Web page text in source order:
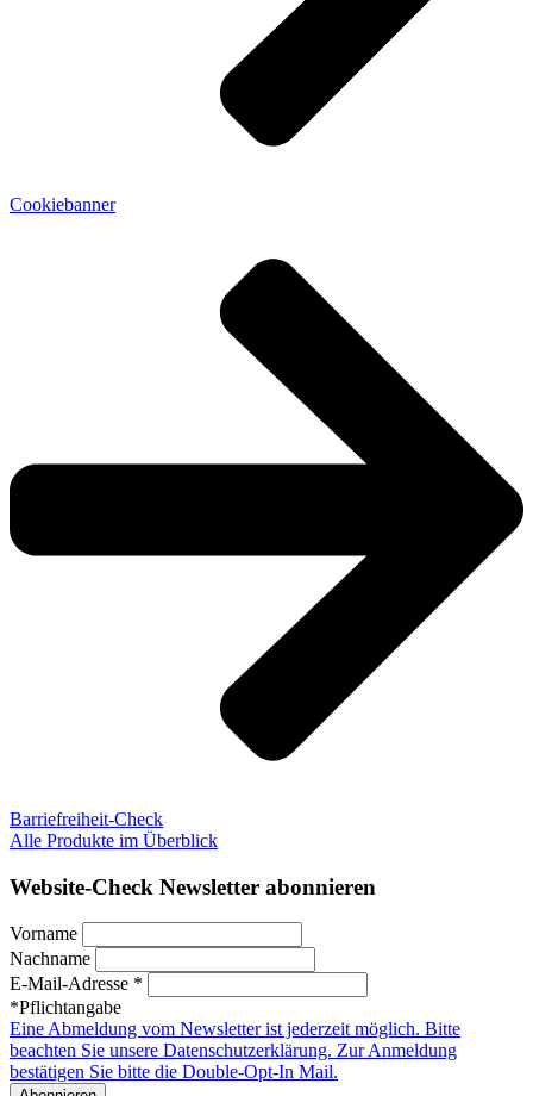
Cookiebanner
Barriefreiheit-Check
Alle Produkte im Überblick
Website-Check Newsletter abonnieren
Vorname
Nachname
E-Mail-Adresse *
*Pflichtangabe
Eine Abmeldung vom Newsletter ist jederzeit möglich. Bitte
beachten Sie unsere Datenschutzerklärung. Zur Anmeldung
bestätigen Sie bitte die Double-Opt-In Mail.